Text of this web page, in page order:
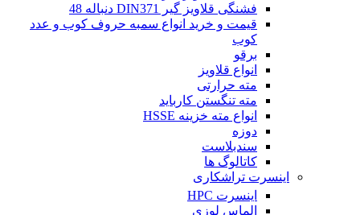
فشنگی قلاویز گیر DIN371 دنباله 48
قیمت و خرید انواع سمبه حروف کوب و عدد
کوب
برقو
انواع قلاویز
مته حرارتی
مته تنگستن کارباید
انواع مته خزینه HSSE
دوزه
سندبلاست
کاتالوگ ها
اینسرت تراشکاری
اینسرت HPC
الماس لوزی